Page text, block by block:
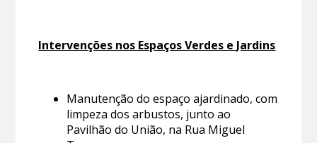
Intervenções nos Espaços Verdes e Jardins
Manutenção do espaço ajardinado, com
limpeza dos arbustos, junto ao
Pavilhão do União, na Rua Miguel